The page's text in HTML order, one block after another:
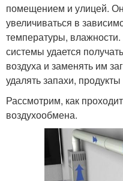
помещением и улицей.
увеличиваться в
температуры,
системы удается
воздуха и заменять им
удалять запахи,
Рассмотрим, как
воздухообмена.